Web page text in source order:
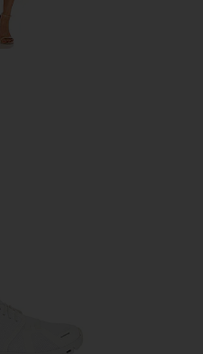
TO SEE MORE OPTIONS